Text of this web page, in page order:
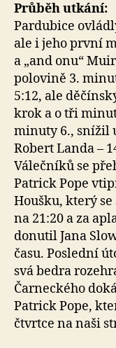
Průběh utkání:
Pardubice
ale i jeho první
a „and onu“
polovině 3.
5:12, ale
krok a o tři
minuty 6., snížil
Robert Landa –
Válečníků se
Patrick Pope
Houšku, který
na 21:20 a za
donutil Jana
času. Poslední
svá bedra
Čarneckého
Patrick Pope,
čtvrtce na naši